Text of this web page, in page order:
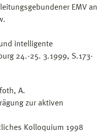
EMV an
intelligente
24.-25. 3.1999, S.173-
A.
zur aktiven
Kolloquium 1998